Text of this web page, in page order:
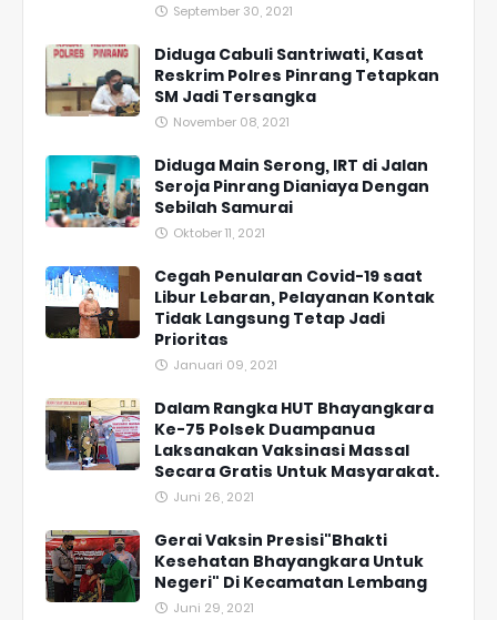
September 30, 2021
Diduga Cabuli Santriwati, Kasat
Reskrim Polres Pinrang Tetapkan
SM Jadi Tersangka
November 08, 2021
Diduga Main Serong, IRT di Jalan
Seroja Pinrang Dianiaya Dengan
Sebilah Samurai
Oktober 11, 2021
Cegah Penularan Covid-19 saat
Libur Lebaran, Pelayanan Kontak
Tidak Langsung Tetap Jadi
Prioritas
Januari 09, 2021
Dalam Rangka HUT Bhayangkara
Ke-75 Polsek Duampanua
Laksanakan Vaksinasi Massal
Secara Gratis Untuk Masyarakat.
Juni 26, 2021
Gerai Vaksin Presisi"Bhakti
Kesehatan Bhayangkara Untuk
Negeri" Di Kecamatan Lembang
Juni 29, 2021